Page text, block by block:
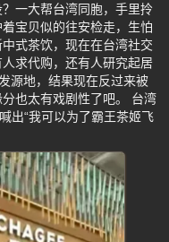
一大帮台湾同胞，手里拎
宝贝似的往安检走，生怕
式茶饮，现在在台湾社交
求代购，还有人研究起居
源地，结果现在反过来被
也太有戏剧性了吧。 台湾
出“我可以为了霸王茶姬飞